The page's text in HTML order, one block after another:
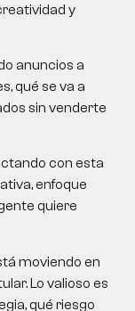
y
anuncios a
qué se va a
sin venderte
con esta
enfoque
quiere
moviendo en
Lo valioso es
qué riesgo